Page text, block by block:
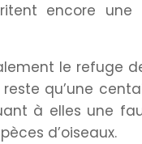
encore une
le refuge
qu’une
à elles une
d’oiseaux.